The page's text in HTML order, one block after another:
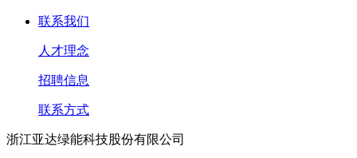
联系我们
人才理念
招聘信息
联系方式
浙江亚达绿能科技股份有限公司